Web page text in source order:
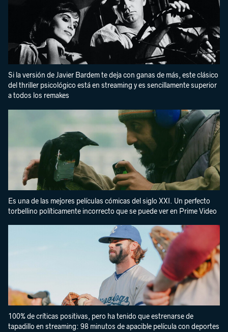
Si la versión de Javier Bardem te deja con ganas de más, este clásico
del thriller psicológico está en streaming y es sencillamente superior
a todos los remakes
Es una de las mejores películas cómicas del siglo XXI. Un perfecto
torbellino políticamente incorrecto que se puede ver en Prime Video
100% de críticas positivas, pero ha tenido que estrenarse de
tapadillo en streaming: 98 minutos de apacible película con deportes